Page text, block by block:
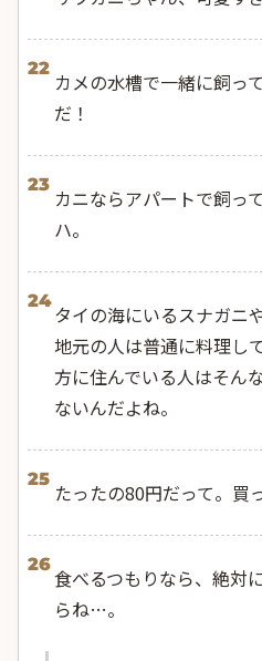
22
カメの水槽で一緒に飼っ
だ！
23
カニならアパートで飼っ
ハ。
24
タイの海にいるスナガニ
地元の人は普通に料理し
方に住んでいる人はそん
ないんだよね。
25
たったの80円だって。買
26
食べるつもりなら、絶対
らね…。